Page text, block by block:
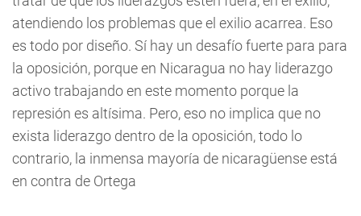
atendiendo los problemas que el exilio acarrea. Eso
es todo por diseño. Sí hay un desafío fuerte para para
la oposición, porque en Nicaragua no hay liderazgo
activo trabajando en este momento porque la
represión es altísima. Pero, eso no implica que no
exista liderazgo dentro de la oposición, todo lo
contrario, la inmensa mayoría de nicaragüense está
en contra de Ortega